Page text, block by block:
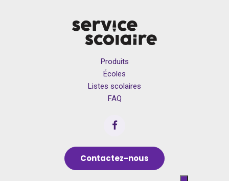
Produits
Écoles
Listes scolaires
FAQ
Contactez-nous